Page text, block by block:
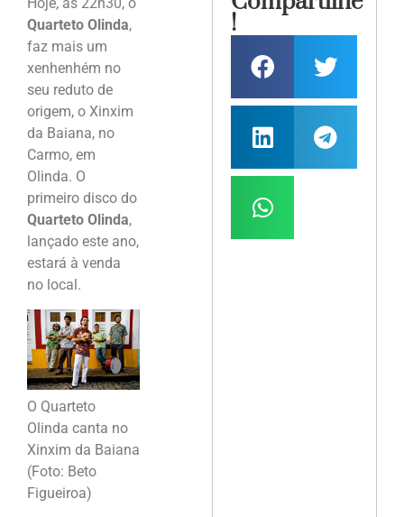
Hoje, às 22h30, o
Quarteto Olinda,
faz mais um
xenhenhém no
seu reduto de
origem, o Xinxim
da Baiana, no
Carmo, em
Olinda. O
primeiro disco do
Quarteto Olinda,
lançado este ano,
estará à venda
no local.
O Quarteto
Olinda canta no
Xinxim da Baiana
(Foto: Beto
Figueiroa)
!